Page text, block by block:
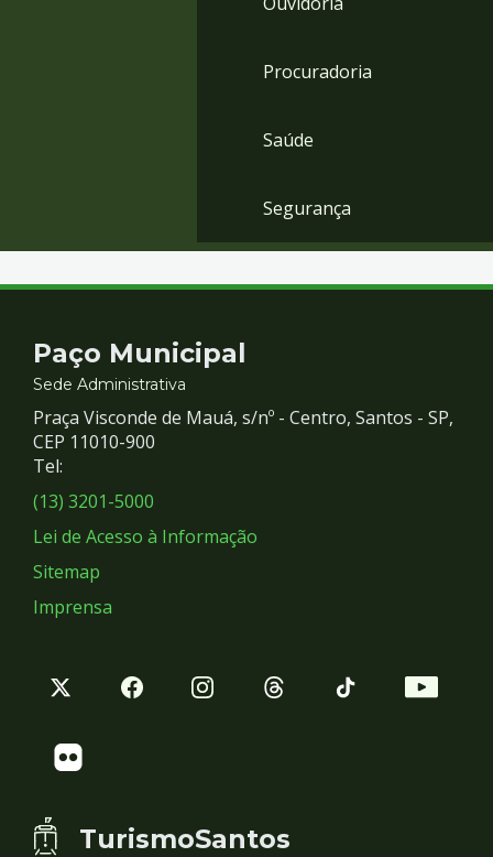
Procuradoria
Saúde
Segurança
Contato
e
Redes
Sociais
Paço Municipal
Sede Administrativa
Praça Visconde de Mauá, s/nº - Centro, Santos - SP,
CEP 11010-900
Tel:
(13) 3201-5000
Lei de Acesso à Informação
Sitemap
Imprensa
TurismoSantos